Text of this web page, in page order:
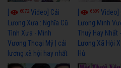
6072 Video] Cải
Lương Xưa : Nghĩa Cũ
Tình Xưa - Minh
Vương Thoại Mỹ | cải
lương xã hội hay nhất
6689Video]
Lương Minh
Thuỷ Hay Nhất
Lương Xã Hội
Hủ